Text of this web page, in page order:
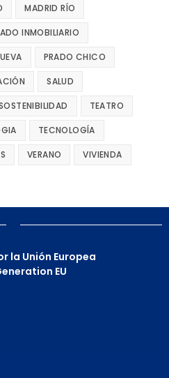
MADRID RÍO
INMOBILIARIO
PRADO CHICO
SALUD
TEATRO
TECNOLOGÍA
VERANO VIVIENDA
la Unión Europea
EU